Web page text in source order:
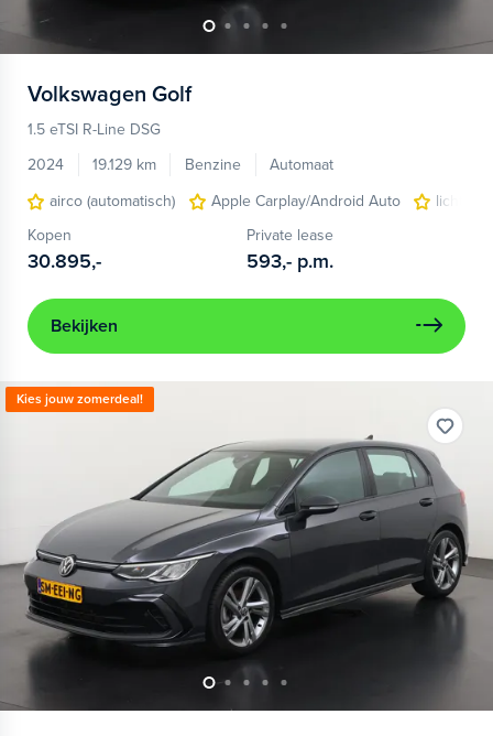
Volkswagen Golf
1.5 eTSI R-Line DSG
2024
19.129 km Benzine
Automaat
airco (automatisch)
Apple Carplay/Android Auto
Kopen
30.895,-
Private lease
593,- p.m.
Bekijken
Kies jouw zomerdeal!